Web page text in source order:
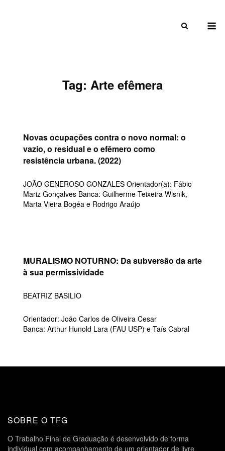
Tag: Arte efêmera
Novas ocupações contra o novo normal: o
vazio, o residual e o efêmero como
resistência urbana. (2022)
JOÃO GENEROSO GONZALES Orientador(a): Fábio
Mariz Gonçalves Banca: Guilherme Teixeira Wisnik,
Marta Vieira Bogéa e Rodrigo Araújo
MURALISMO NOTURNO: Da subversão da arte
à sua permissividade
BEATRIZ BASILIO
Orientador: João Carlos de Oliveira Cesar
Banca: Arthur Hunold Lara (FAU USP) e Taís Cabral
SOBRE O TFG
O Trabalho Final de Graduação é desenvolvido de forma
individual com acompanhamento de um orientador de livre